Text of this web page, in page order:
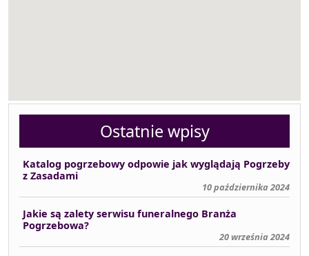
Ostatnie wpisy
Katalog pogrzebowy odpowie jak wyglądają Pogrzeby
z Zasadami
10 października 2024
Jakie są zalety serwisu funeralnego Branża
Pogrzebowa?
20 września 2024